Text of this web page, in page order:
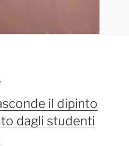
il dipinto
dagli studenti